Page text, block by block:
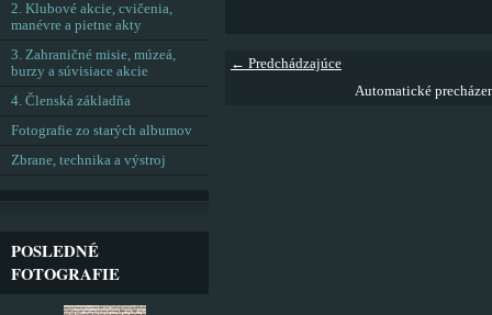
← Predchádzajúce
Automatické
2. Klubové akcie, cvičenia,
manévre a pietne akty
3. Zahraničné misie, múzeá,
burzy a súvisiace akcie
4. Členská základňa
Fotografie zo starých albumov
Zbrane, technika a výstroj
POSLEDNÉ
FOTOGRAFIE